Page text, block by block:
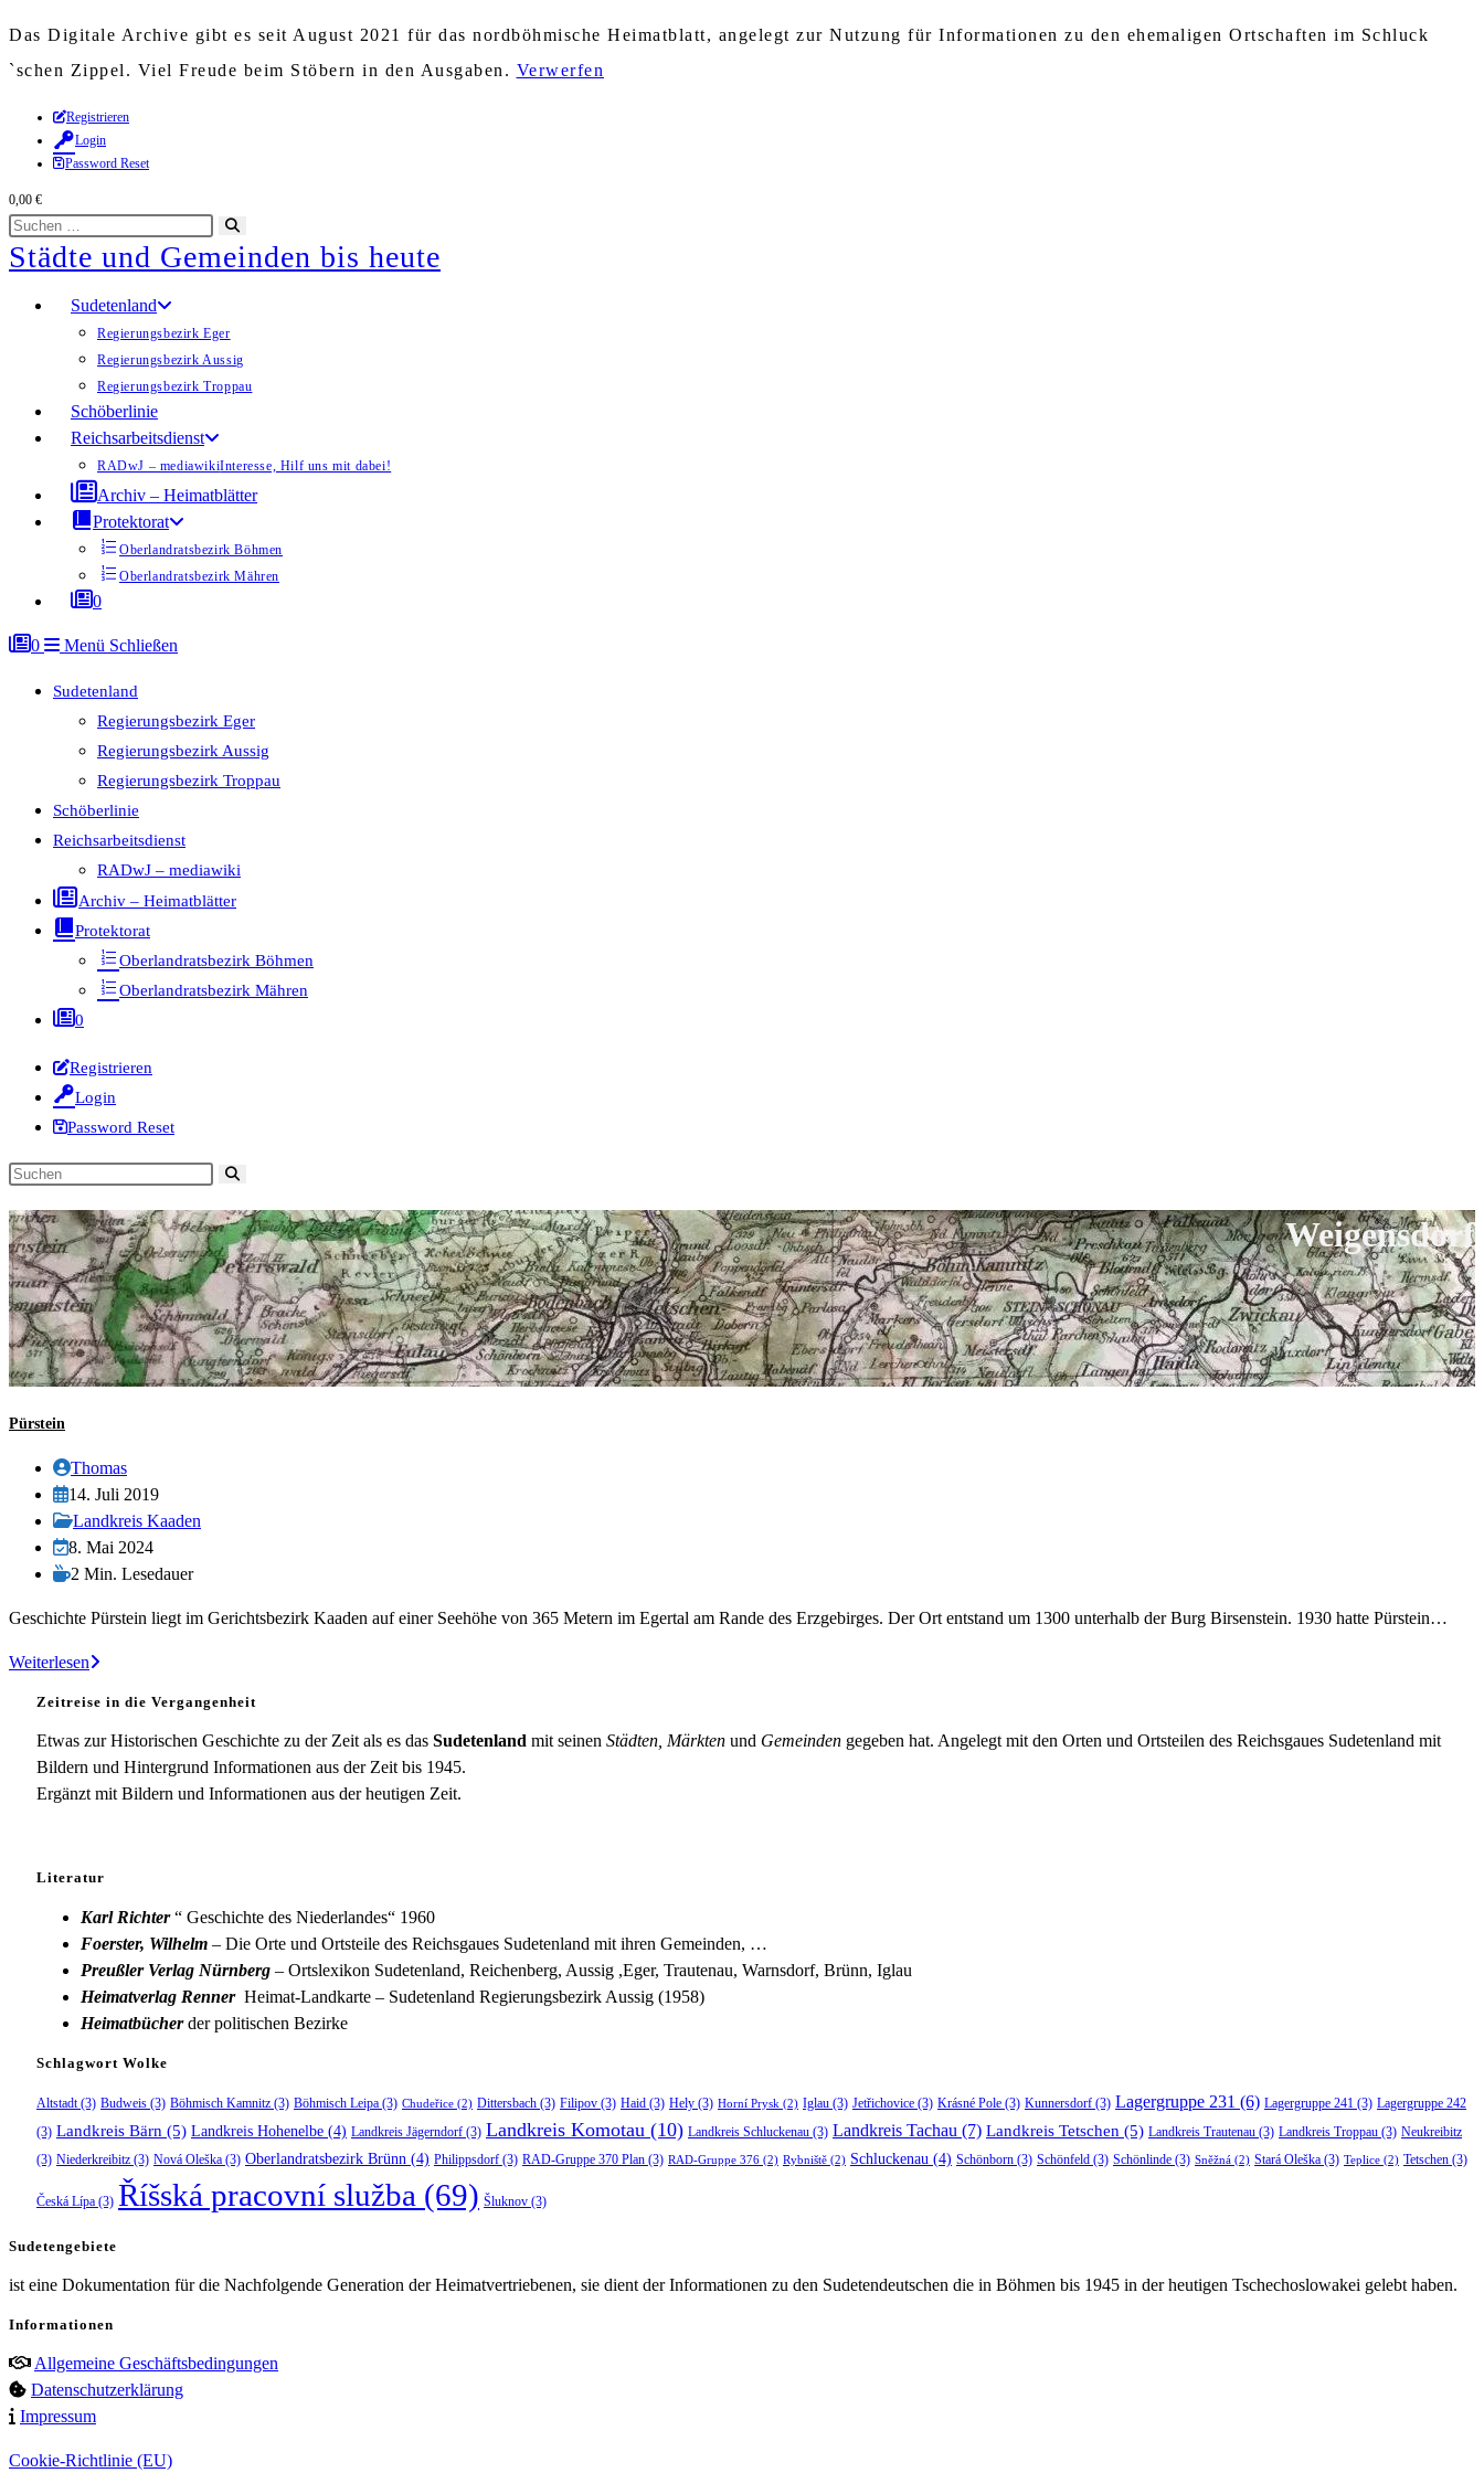
Das Digitale Archive gibt es seit August 2021 für das nordböhmische Heimatblatt, angelegt zur Nutzung für Informationen zu den ehemaligen Ortschaften im Schluck
`schen Zippel. Viel Freude beim Stöbern in den Ausgaben. Verwerfen
Zum
Inhalt
springen
Registrieren
Login
Password Reset
0,00 €
Diese
Website
durchsuchen
starten
Städte und Gemeinden bis heute
Sudetenland
Regierungsbezirk Eger
Regierungsbezirk Aussig
Regierungsbezirk Troppau
Schöberlinie
Reichsarbeitsdienst
RADwJ – mediawikiInteresse, Hilf uns mit dabei!
Archiv – Heimatblätter
Protektorat
Oberlandratsbezirk Böhmen
Oberlandratsbezirk Mähren
0
0 Menü Schließen
Sudetenland
Regierungsbezirk Eger
Regierungsbezirk Aussig
Regierungsbezirk Troppau
Schöberlinie
Reichsarbeitsdienst
RADwJ – mediawiki
Archiv – Heimatblätter
Protektorat
Oberlandratsbezirk Böhmen
Oberlandratsbezirk Mähren
0
Registrieren
Login
Password Reset
Diese
durchsuchen
Weigensdorf
Pürstein
Beitrags-
Autor:
Thomas
Beitrag
veröffentlicht:
14. Juli 2019
Beitrags-
Kategorie:
Landkreis Kaaden
Beitrag
zuletzt
am:
8. Mai 2024
Lesedauer:
2 Min. Lesedauer
Geschichte Pürstein liegt im Gerichtsbezirk Kaaden auf einer Seehöhe von 365 Metern im Egertal am Rande des Erzgebirges. Der Ort entstand um 1300 unterhalb der Burg Birsenstein. 1930 hatte Pürstein…
WeiterlesenPürstein
Zeitreise in die Vergangenheit
Etwas zur Historischen Geschichte zu der Zeit als es das Sudetenland mit seinen Städten, Märkten und Gemeinden gegeben hat. Angelegt mit den Orten und Ortsteilen des Reichsgaues Sudetenland mit
Bildern und Hintergrund Informationen aus der Zeit bis 1945.
Ergänzt mit Bildern und Informationen aus der heutigen Zeit.
Literatur
Karl Richter“ Geschichte des Niederlandes“ 1960
Foerster, Wilhelm – Die Orte und Ortsteile des Reichsgaues Sudetenland mit ihren Gemeinden, …
Preußler Verlag Nürnberg – Ortslexikon Sudetenland, Reichenberg, Aussig ,Eger, Trautenau, Warnsdorf, Brünn, Iglau
Heimatverlag Renner Heimat-Landkarte – Sudetenland Regierungsbezirk Aussig (1958)
Heimatbücherder politischen Bezirke
Schlagwort Wolke
Altstadt(3) Budweis (3) Böhmisch Kamnitz (3) Böhmisch Leipa (3) Chudeřice (2) Dittersbach (3) Filipov (3) Haid (3) Hely (3) Horní Prysk (2) Iglau (3) Jetřichovice (3) Krásné Pole (3) Kunnersdorf (3) Lagergruppe 231 (6) Lagergruppe 241 (3) Lagergruppe 242
(3) Landkreis Bärn (5) Landkreis Hohenelbe (4) Landkreis Jägerndorf (3) Landkreis Komotau (10) Landkreis Schluckenau (3) Landkreis Tachau (7) Landkreis Tetschen (5) Landkreis Trautenau (3) Landkreis Troppau (3) Neukreibitz
(3) Niederkreibitz (3) Nová Oleška (3) Oberlandratsbezirk Brünn (4) Philippsdorf (3) RAD-Gruppe 370 Plan (3) RAD-Gruppe 376 (2) Rybniště (2) Schluckenau (4) Schönborn (3) Schönfeld (3) Schönlinde (3) Sněžná (2) Stará Oleška (3) Teplice (2) Tetschen (3)
Česká Lípa (3) Říšská pracovní služba (69) Šluknov (3)
Sudetengebiete
ist eine Dokumentation für die Nachfolgende Generation der Heimatvertriebenen, sie dient der Informationen zu den Sudetendeutschen die in Böhmen bis 1945 in der heutigen Tschechoslowakei gelebt haben.
Informationen
Allgemeine Geschäftsbedingungen
Datenschutzerklärung
Impressum
Cookie-Richtlinie (EU)